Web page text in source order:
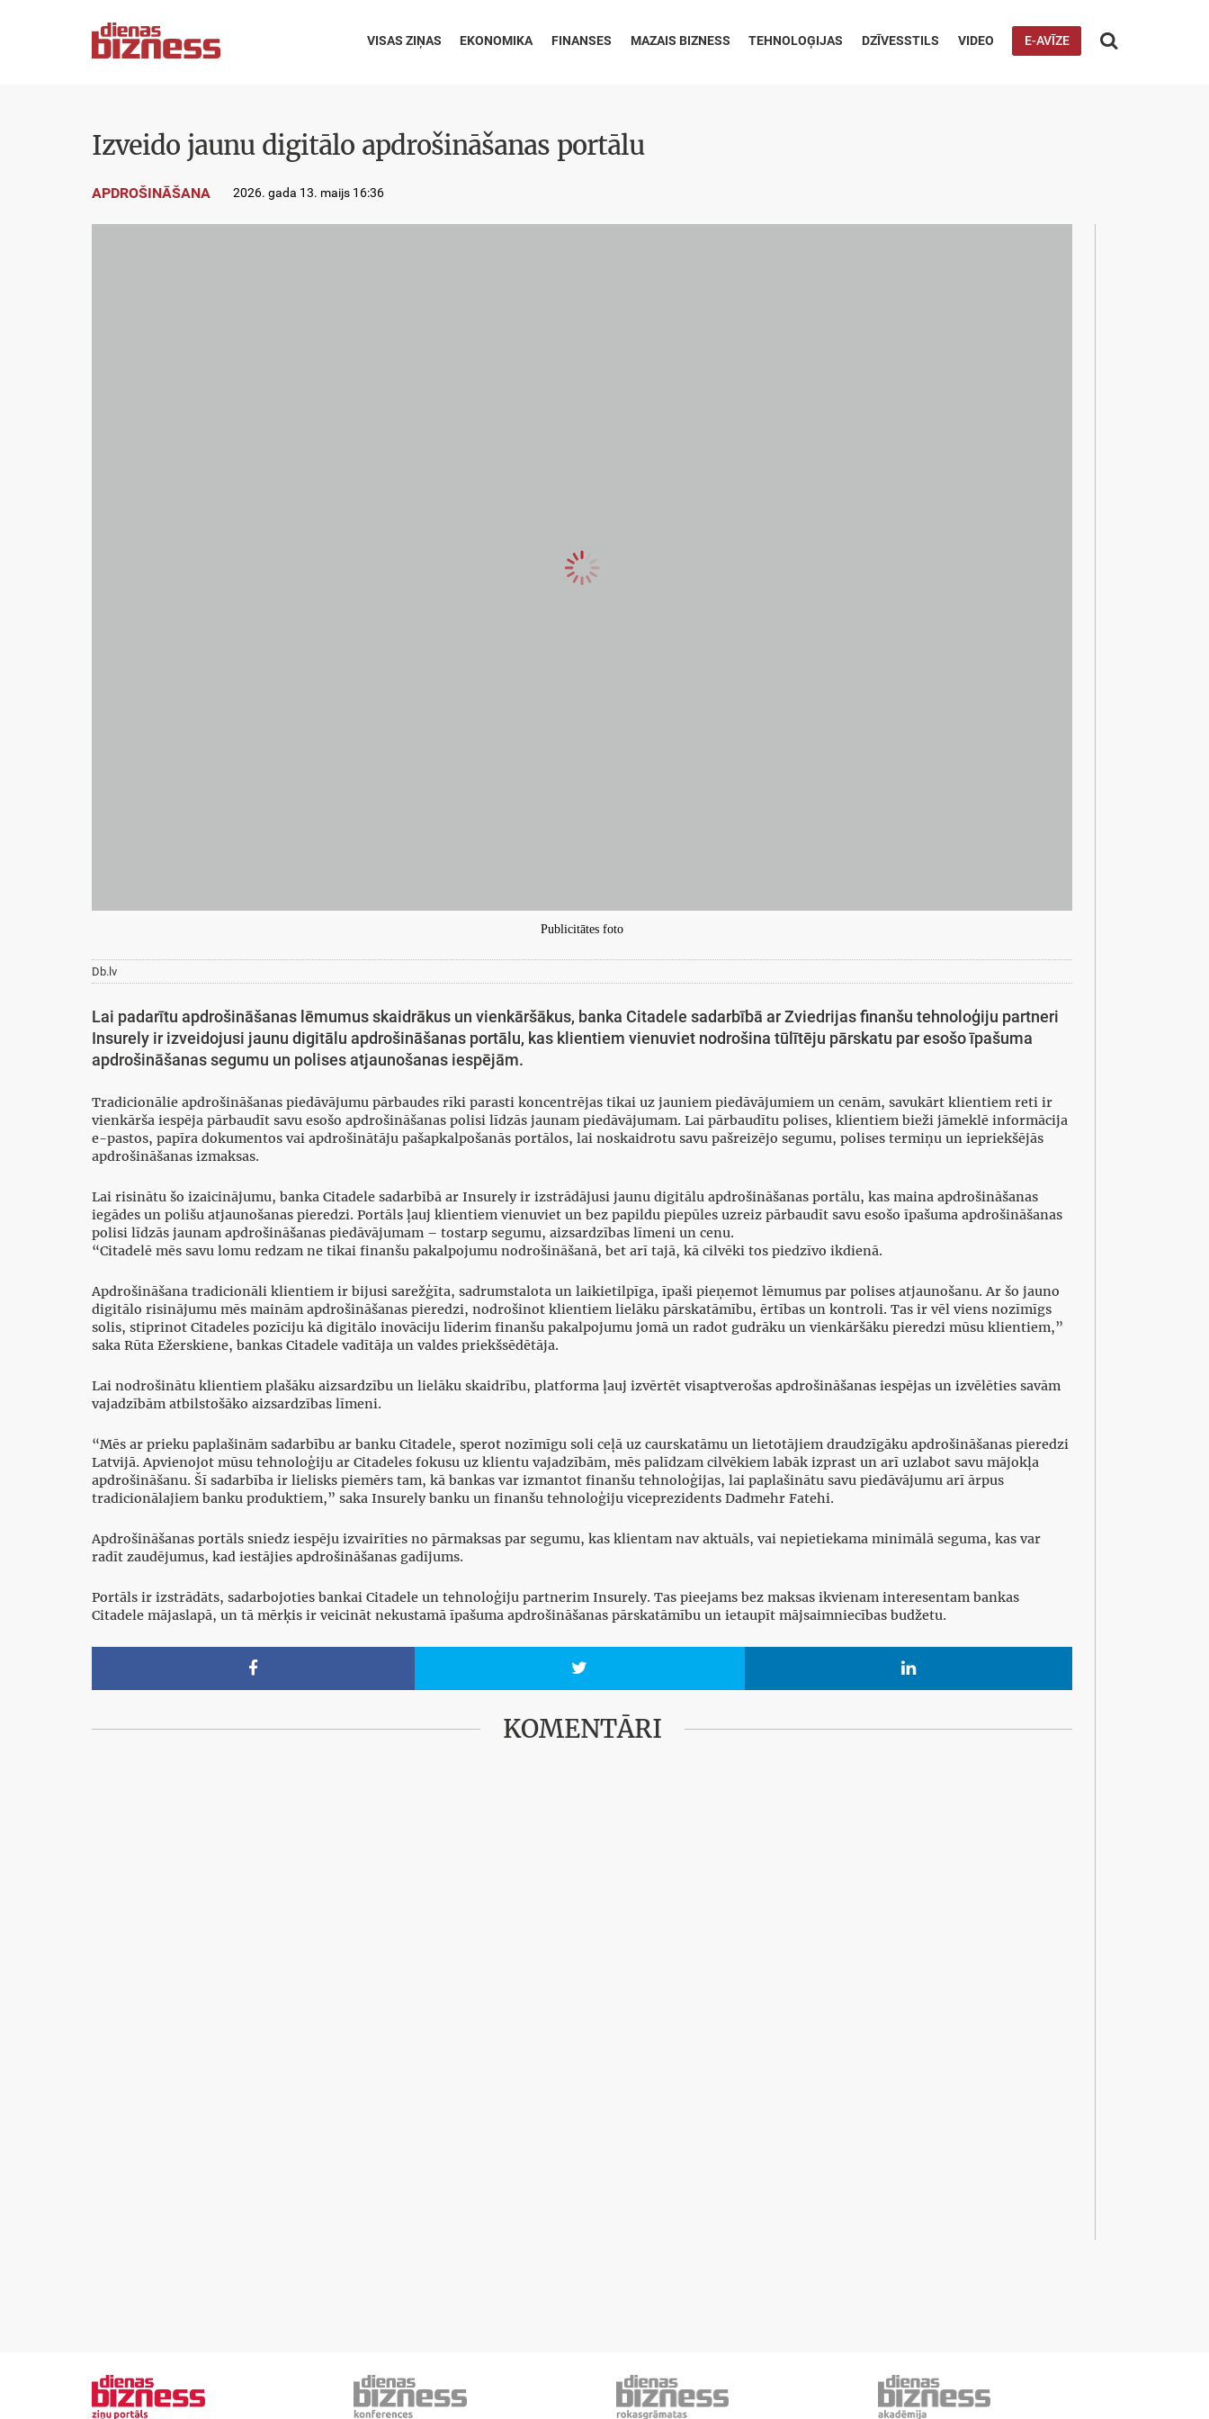
VISAS ZIŅAS EKONOMIKA FINANSES MAZAIS BIZNESS TEHNOLOĢIJAS DZĪVESSTILS VIDEO E-AVĪZE 
Izveido jaunu digitālo apdrošināšanas portālu
APDROŠINĀŠANA 2026. gada 13. maijs 16:36
Publicitātes foto
Db.lv
Lai padarītu apdrošināšanas lēmumus skaidrākus un vienkāršākus, banka Citadele sadarbībā ar Zviedrijas finanšu tehnoloģiju partneri
Insurely ir izveidojusi jaunu digitālu apdrošināšanas portālu, kas klientiem vienuviet nodrošina tūlītēju pārskatu par esošo īpašuma
apdrošināšanas segumu un polises atjaunošanas iespējām.
Tradicionālie apdrošināšanas piedāvājumu pārbaudes rīki parasti koncentrējas tikai uz jauniem piedāvājumiem un cenām, savukārt klientiem reti ir
vienkārša iespēja pārbaudīt savu esošo apdrošināšanas polisi līdzās jaunam piedāvājumam. Lai pārbaudītu polises, klientiem bieži jāmeklē informācija
e-pastos, papīra dokumentos vai apdrošinātāju pašapkalpošanās portālos, lai noskaidrotu savu pašreizējo segumu, polises termiņu un iepriekšējās
apdrošināšanas izmaksas.
Lai risinātu šo izaicinājumu, banka Citadele sadarbībā ar Insurely ir izstrādājusi jaunu digitālu apdrošināšanas portālu, kas maina apdrošināšanas
iegādes un polišu atjaunošanas pieredzi. Portāls ļauj klientiem vienuviet un bez papildu piepūles uzreiz pārbaudīt savu esošo īpašuma apdrošināšanas
polisi līdzās jaunam apdrošināšanas piedāvājumam – tostarp segumu, aizsardzības līmeni un cenu.
“Citadelē mēs savu lomu redzam ne tikai finanšu pakalpojumu nodrošināšanā, bet arī tajā, kā cilvēki tos piedzīvo ikdienā.
Apdrošināšana tradicionāli klientiem ir bijusi sarežģīta, sadrumstalota un laikietilpīga, īpaši pieņemot lēmumus par polises atjaunošanu. Ar šo jauno
digitālo risinājumu mēs mainām apdrošināšanas pieredzi, nodrošinot klientiem lielāku pārskatāmību, ērtības un kontroli. Tas ir vēl viens nozīmīgs
solis, stiprinot Citadeles pozīciju kā digitālo inovāciju līderim finanšu pakalpojumu jomā un radot gudrāku un vienkāršāku pieredzi mūsu klientiem,”
saka Rūta Ežerskiene, bankas Citadele vadītāja un valdes priekšsēdētāja.
Lai nodrošinātu klientiem plašāku aizsardzību un lielāku skaidrību, platforma ļauj izvērtēt visaptverošas apdrošināšanas iespējas un izvēlēties savām
vajadzībām atbilstošāko aizsardzības līmeni.
“Mēs ar prieku paplašinām sadarbību ar banku Citadele, sperot nozīmīgu soli ceļā uz caurskatāmu un lietotājiem draudzīgāku apdrošināšanas pieredzi
Latvijā. Apvienojot mūsu tehnoloģiju ar Citadeles fokusu uz klientu vajadzībām, mēs palīdzam cilvēkiem labāk izprast un arī uzlabot savu mājokļa
apdrošināšanu. Šī sadarbība ir lielisks piemērs tam, kā bankas var izmantot finanšu tehnoloģijas, lai paplašinātu savu piedāvājumu arī ārpus
tradicionālajiem banku produktiem,” saka Insurely banku un finanšu tehnoloģiju viceprezidents Dadmehr Fatehi.
Apdrošināšanas portāls sniedz iespēju izvairīties no pārmaksas par segumu, kas klientam nav aktuāls, vai nepietiekama minimālā seguma, kas var
radīt zaudējumus, kad iestājies apdrošināšanas gadījums.
Portāls ir izstrādāts, sadarbojoties bankai Citadele un tehnoloģiju partnerim Insurely. Tas pieejams bez maksas ikvienam interesentam bankas
Citadele mājaslapā, un tā mērķis ir veicināt nekustamā īpašuma apdrošināšanas pārskatāmību un ietaupīt mājsaimniecības budžetu.
  
KOMENTĀRI